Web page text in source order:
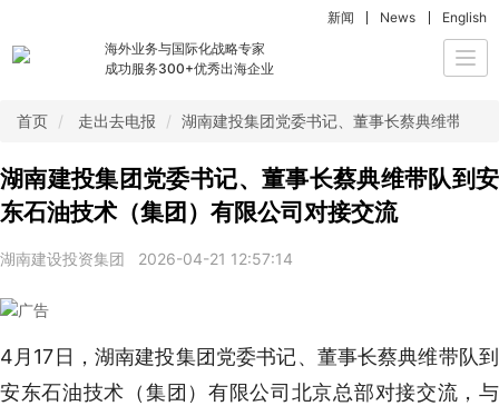
海外业务与国际化战略专家
成功服务300+优秀出海企业
新闻 News English
首页 走出去电报 湖南建投集团党委书记、董事长蔡典维带队
湖南建投集团党委书记、董事长蔡典维带队到安
东石油技术（集团）有限公司对接交流
湖南建设投资集团 2026-04-21 12:57:14
4月17日，湖南建投集团党委书记、董事长蔡典维带队到
安东石油技术（集团）有限公司北京总部对接交流，与